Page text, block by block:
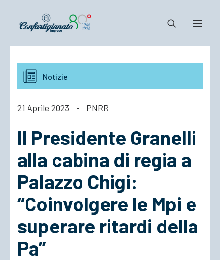
Notizie e Documenti
Confartigianato
Cosa Facciamo
ACCEDI
Notizie
21 Aprile 2023 · PNRR
Il Presidente Granelli
alla cabina di regia a
Palazzo Chigi:
“Coinvolgere le Mpi e
superare ritardi della
Pa”